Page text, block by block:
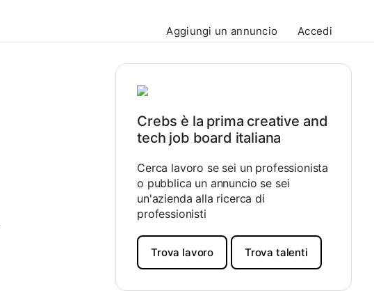
Aggiungi un annuncio Accedi
Crebs è la prima creative and
tech job board italiana
Cerca lavoro se sei un professionista
o pubblica un annuncio se sei
un'azienda alla ricerca di
professionisti
Trova lavoro Trova talenti